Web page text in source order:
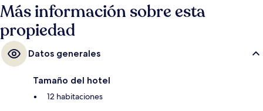
Más información sobre esta
propiedad
Datos generales
Tamaño del hotel
12 habitaciones